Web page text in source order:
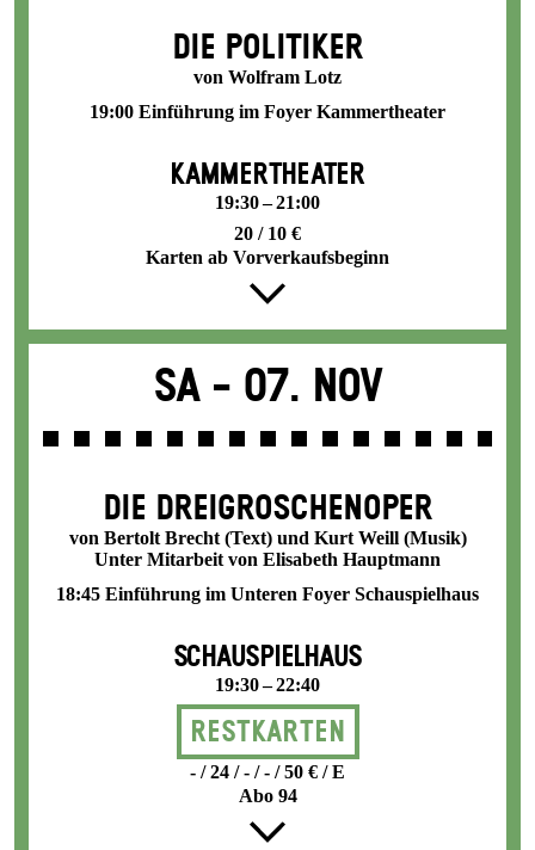
DIE POLITIKER
von Wolfram Lotz
19:00 Einführung im Foyer Kammertheater
KAMMERTHEATER
19:30 – 21:00
20 / 10 €
Karten ab Vorverkaufsbeginn
Sa - 07. Nov
DIE DREI­GROSCHEN­OPER
von Bertolt Brecht (Text) und Kurt Weill (Musik)
Unter Mitarbeit von Elisabeth Hauptmann
18:45 Einführung im Unteren Foyer Schauspielhaus
SCHAUSPIELHAUS
19:30 – 22:40
Restkarten
- / 24 / - / - / 50 € / E
Abo 94